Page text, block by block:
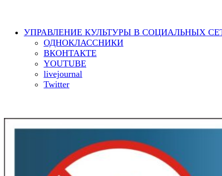
УПРАВЛЕНИЕ КУЛЬТУРЫ В СОЦИАЛЬНЫХ
ОДНОКЛАССНИКИ
ВКОНТАКТЕ
YOUTUBE
livejournal
Twitter